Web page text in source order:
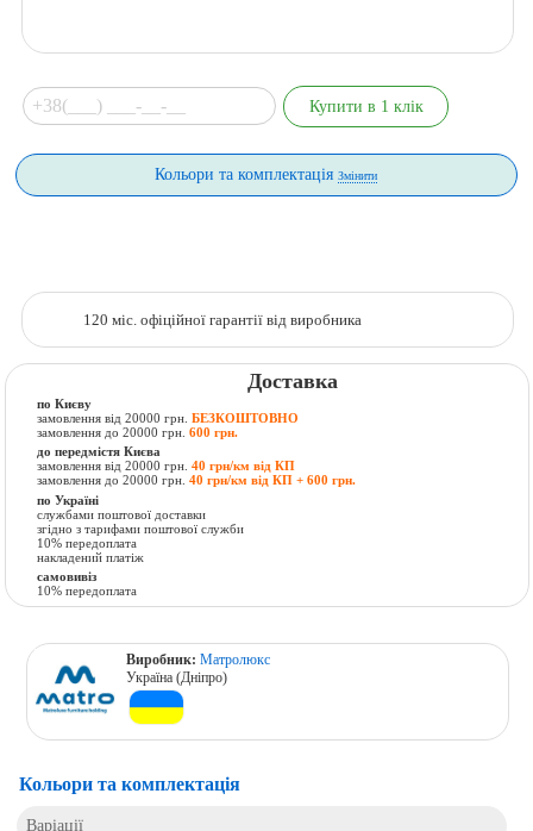
Кольори та комплектаціяЗмінити
120 міс. офіційної гарантії від виробника
Доставка
по Києву
замовлення від 20000 грн.БЕЗКОШТОВНО
замовлення до 20000 грн.600 грн.
до передмістя Києва
замовлення від 20000 грн.40 грн/км від КП
замовлення до 20000 грн.40 грн/км від КП + 600 грн.
по Україні
службами поштової доставки
згідно з тарифами поштової служби
10% передоплата
накладений платіж
самовивіз
10% передоплата
Виробник:Матролюкс
Україна (Дніпро)
Кольори та комплектація
Варіації